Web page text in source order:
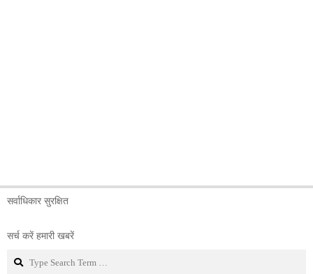
सर्वाधिकार सुरक्षित
सर्च करें हमारी खबरें